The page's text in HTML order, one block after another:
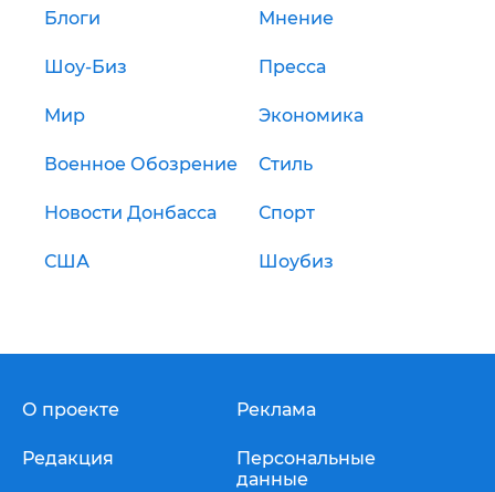
Блоги Мнение
Шоу-Биз Пресса
Мир Экономика
Военное Обозрение Стиль
Новости Донбасса Спорт
США Шоубиз
О проекте
Редакция
Реклама
Персональные
данные